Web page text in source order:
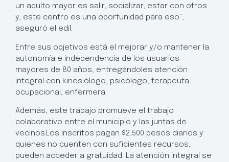
un adulto mayor es salir, socializar, estar con otros
y, este centro es una oportunidad para eso”,
aseguró el edil.
Entre sus objetivos está el mejorar y/o mantener la
autonomía e independencia de los usuarios
mayores de 80 años, entregándoles atención
integral con kinesiólogo, psicólogo, terapeuta
ocupacional, enfermera.
Además, este trabajo promueve el trabajo
colaborativo entre el municipio y las juntas de
vecinos.Los inscritos pagan $2,500 pesos diarios y
quienes no cuenten con suficientes recursos,
pueden acceder a gratuidad. La atención integral se